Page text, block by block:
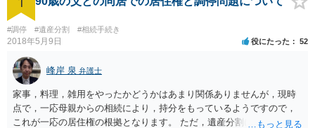
#調停 #遺産分割 #相続手続き
2018年5月9日 役にたった 52
峰岸 泉 弁護士
家事，料理，雑用をやったかどうかはあまり関係ありませんが，現時
点で，一応母親からの相続により，持分をもっているようですので，
これが一応の居住権の根拠となります。 ただ，遺産分割により，母の